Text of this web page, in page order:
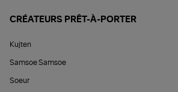
CRÉATEURS PRÊT-À-PORTER
Kujten
Samsoe Samsoe
Soeur